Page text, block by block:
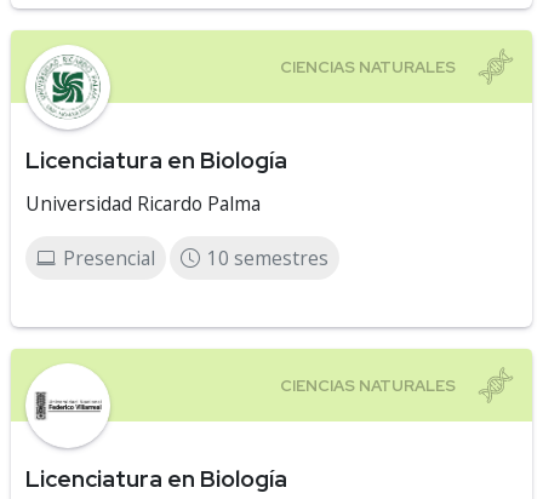
Licenciatura en Biología
Universidad Ricardo Palma
Presencial 10 semestres
Licenciatura en Biología